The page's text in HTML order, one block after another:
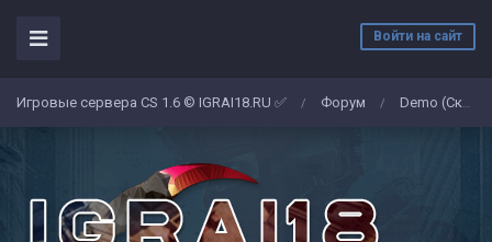
Войти на сайт
Игровые сервера CS 1.6 © IGRAI18.RU ✅ / Форум / Demo (Скриншоты)